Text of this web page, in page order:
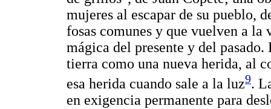
mujeres al escapar de su pueblo,
fosas comunes y que vuelven a la
mágica del presente y del
tierra como una nueva herida, al
esa herida cuando sale a la luz9.
en exigencia permanente para